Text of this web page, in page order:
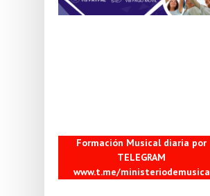
Formación Musical diaria por
TELEGRAM
www.t.me/ministeriodemusica